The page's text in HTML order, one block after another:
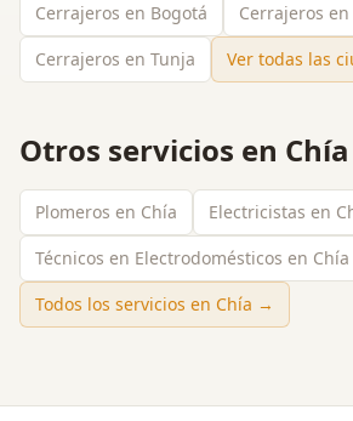
Cerrajeros en Bogotá
Cerrajeros
Cerrajeros en Tunja
Ver todas las
Otros servicios en Chía
Plomeros en Chía
Electricistas en
Técnicos en Electrodomésticos en Chía
Todos los servicios en Chía →